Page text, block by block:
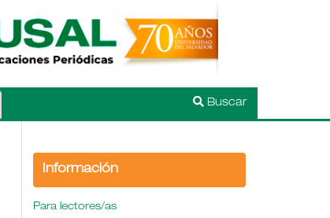
Buscar
Información
Para lectores/as